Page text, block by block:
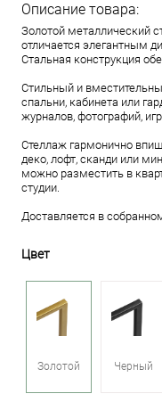
Описание товара:
Золотой металлический
отличается элегантным
Стальная конструкция
Стильный и
спальни, кабинета или
журналов, фотографий,
Стеллаж гармонично
деко, лофт, сканди или
можно разместить в
студии.
Доставляется в
Цвет
Золотой Черный